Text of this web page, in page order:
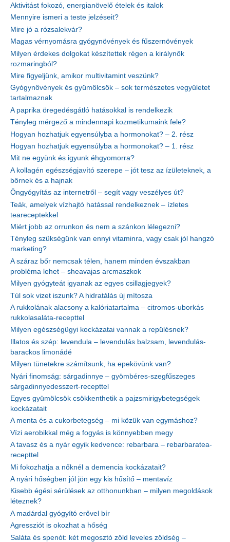
Aktivitást fokozó, energianövelő ételek és italok
Mennyire ismeri a teste jelzéseit?
Mire jó a rózsalekvár?
Magas vérnyomásra gyógynövények és fűszernövények
Milyen érdekes dolgokat készítettek régen a királynők
rozmaringból?
Mire figyeljünk, amikor multivitamint veszünk?
Gyógynövények és gyümölcsök – sok természetes vegyületet
tartalmaznak
A paprika öregedésgátló hatásokkal is rendelkezik
Tényleg mérgező a mindennapi kozmetikumaink fele?
Hogyan hozhatjuk egyensúlyba a hormonokat? – 2. rész
Hogyan hozhatjuk egyensúlyba a hormonokat? – 1. rész
Mit ne együnk és igyunk éhgyomorra?
A kollagén egészségjavító szerepe – jót tesz az ízületeknek, a
bőrnek és a hajnak
Öngyógyítás az internetről – segít vagy veszélyes út?
Teák, amelyek vízhajtó hatással rendelkeznek – ízletes
teareceptekkel
Miért jobb az orrunkon és nem a szánkon lélegezni?
Tényleg szükségünk van ennyi vitaminra, vagy csak jól hangzó
marketing?
A száraz bőr nemcsak télen, hanem minden évszakban
probléma lehet – sheavajas arcmaszkok
Milyen gyógyteát igyanak az egyes csillagjegyek?
Túl sok vizet iszunk? A hidratálás új mítosza
A rukkolának alacsony a kalóriatartalma – citromos-uborkás
rukkolasaláta-recepttel
Milyen egészségügyi kockázatai vannak a repülésnek?
Illatos és szép: levendula – levendulás balzsam, levendulás-
barackos limonádé
Milyen tünetekre számítsunk, ha epekövünk van?
Nyári finomság: sárgadinnye – gyömbéres-szegfűszeges
sárgadinnyedesszert-recepttel
Egyes gyümölcsök csökkenthetik a pajzsmirigybetegségek
kockázatait
A menta és a cukorbetegség – mi közük van egymáshoz?
Vízi aerobikkal még a fogyás is könnyebben megy
A tavasz és a nyár egyik kedvence: rebarbara – rebarbaratea-
recepttel
Mi fokozhatja a nőknél a demencia kockázatait?
A nyári hőségben jól jön egy kis hűsítő – mentavíz
Kisebb égési sérülések az otthonunkban – milyen megoldások
léteznek?
A madárdal gyógyító erővel bír
Agressziót is okozhat a hőség
Saláta és spenót: két megosztó zöld leveles zöldség –